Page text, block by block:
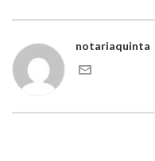
notariaquinta